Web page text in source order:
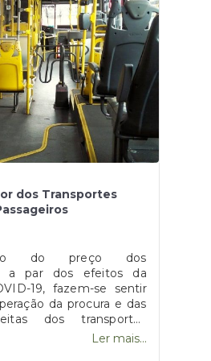
realça uma lista de
tem como objetivo
de utilização dos
e técnicos
esta fiscalização.A lista
tidas com prioritárias
aqui.
dos Transportes
do preço dos
19, fazem-se sentir
da procura e das
dos transportes
então à continuidade
Ler mais...